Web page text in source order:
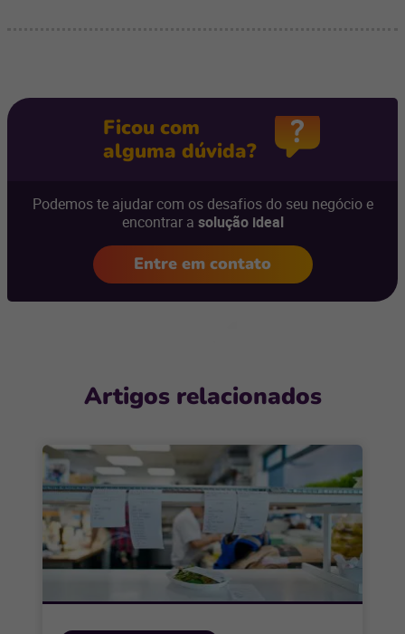
Ficou com
alguma dúvida?
Podemos te ajudar com os desafios do seu negócio e
encontrar a solução ideal
Entre em contato
Artigos relacionados